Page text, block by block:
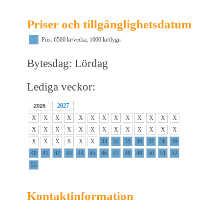
Priser och tillgänglighetsdatum
Pris: 6500 kr/vecka, 1000 kr/dygn
Bytesdag: Lördag
Lediga veckor:
2026
2027
X
X X X X X X X X X X X
X
X
X X X X X X X X X X X
X
X
X X X X X 33 34 35 36 37 38
39
40
41 42 43 44 45 46 47 48 49 50 51
52
53
Kontaktinformation